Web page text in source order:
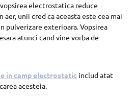
electrostatica reduce
unii cred ca aceasta este cea mai
pulverizare exterioara. Vopsirea
atunci cand vine vorba de
in camp electrostatic includ atat
acesteia.